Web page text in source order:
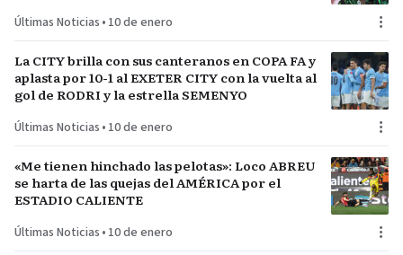
Últimas Noticias • 10 de enero
La CITY brilla con sus canteranos en COPA FA y
aplasta por 10-1 al EXETER CITY con la vuelta al
gol de RODRI y la estrella SEMENYO
Últimas Noticias • 10 de enero
«Me tienen hinchado las pelotas»: Loco ABREU
se harta de las quejas del AMÉRICA por el
ESTADIO CALIENTE
Últimas Noticias • 10 de enero